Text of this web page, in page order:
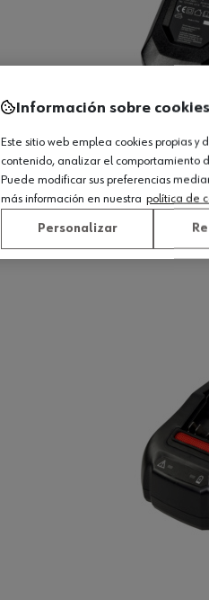
Información sobre cookies
Este sitio web emplea cookies propias
contenido, analizar el comportamiento
Puede modificar sus preferencias
más información en nuestra política de
Personalizar